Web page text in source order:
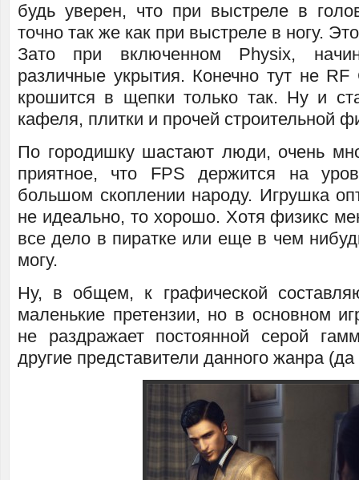
будь уверен, что при выстреле в
точно так же как при выстреле в ногу.
Зато при включенном Physix,
различные укрытия. Конечно тут не
крошится в щепки только так. Ну и
кафеля, плитки и прочей строительной
По городишку шастают люди, очень
приятное, что FPS держится на
большом скоплении народу. Игрушка
не идеально, то хорошо. Хотя физикс
все дело в пиратке или еще в чем
могу.
Ну, в общем, к графической
маленькие претензии, но в основном
не раздражает постоянной серой
другие представители данного жанра